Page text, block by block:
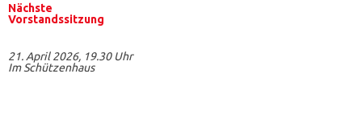
Nächste
Vorstandssitzung
21. April 2026, 19.30 Uhr
Im Schützenhaus